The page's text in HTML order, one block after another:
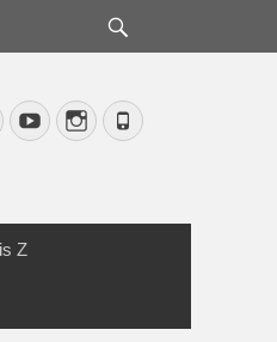
PinterestYouTubeInstagram
Phone
Z